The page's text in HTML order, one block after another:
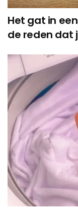
Het gat in
de reden dat